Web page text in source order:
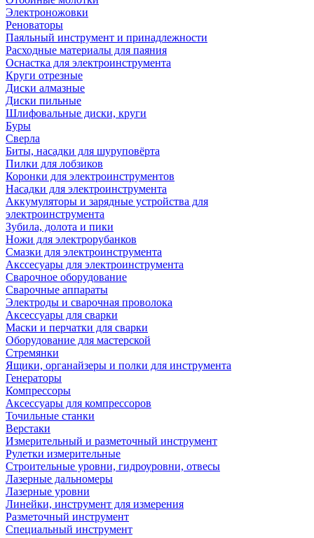
Электроножовки
Реноваторы
Паяльный инструмент и принадлежности
Расходные материалы для паяния
Оснастка для электроинструмента
Круги отрезные
Диски алмазные
Диски пильные
Шлифовальные диски, круги
Буры
Сверла
Биты, насадки для шуруповёрта
Пилки для лобзиков
Коронки для электроинструментов
Насадки для электроинструмента
Аккумуляторы и зарядные устройства для
электроинструмента
Зубила, долота и пики
Ножи для электрорубанков
Смазки для электроинструмента
Акссесуары для электроинструмента
Сварочное оборудование
Сварочные аппараты
Электроды и сварочная проволока
Аксессуары для сварки
Маски и перчатки для сварки
Оборудование для мастерской
Стремянки
Ящики, органайзеры и полки для инструмента
Генераторы
Компрессоры
Аксессуары для компрессоров
Точильные станки
Верстаки
Измерительный и разметочный инструмент
Рулетки измерительные
Строительные уровни, гидроуровни, отвесы
Лазерные дальномеры
Лазерные уровни
Линейки, инструмент для измерения
Разметочный инструмент
Специальный инструмент